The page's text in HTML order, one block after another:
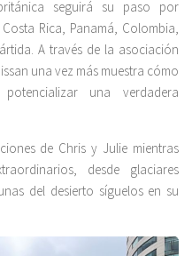
seguirá su paso por
Rica, Panamá, Colombia,
A través de la asociación
una vez más muestra cómo
una verdadera
de Chris y Julie mientras
desde glaciares
del desierto síguelos en su